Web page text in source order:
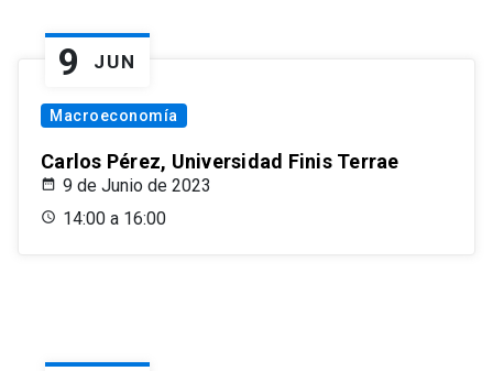
9 JUN
Macroeconomía
Carlos Pérez, Universidad Finis Terrae
9 de Junio de 2023
14:00 a 16:00